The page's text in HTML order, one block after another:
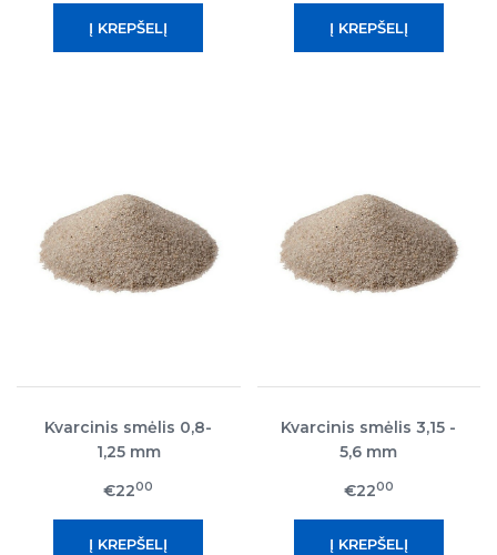
Kvarcinis smėlis 0,8-
1,25 mm
€2200
Kvarcinis smėlis 3,15 -
5,6 mm
€2200